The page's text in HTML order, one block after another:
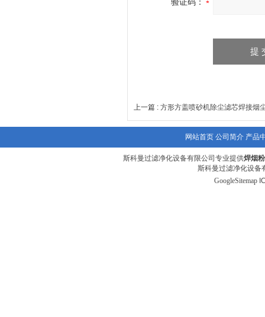
上一篇 : 方形方盖喷砂机除尘滤芯焊接烟
网站首页 公司简介 产品
斯科曼过滤净化设备有限公司专业提供焊烟
斯科曼过滤净化设备
GoogleSitemap